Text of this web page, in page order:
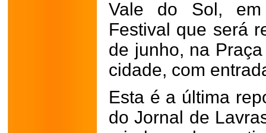
Vale do Sol,
Festival que será
de junho, na
cidade, com
Esta é a última
do Jornal de